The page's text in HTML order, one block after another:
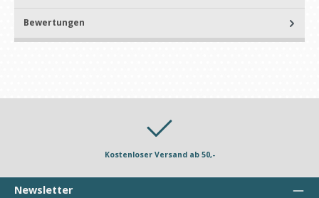
Bewertungen
Kostenloser Versand ab 50,-
Newsletter